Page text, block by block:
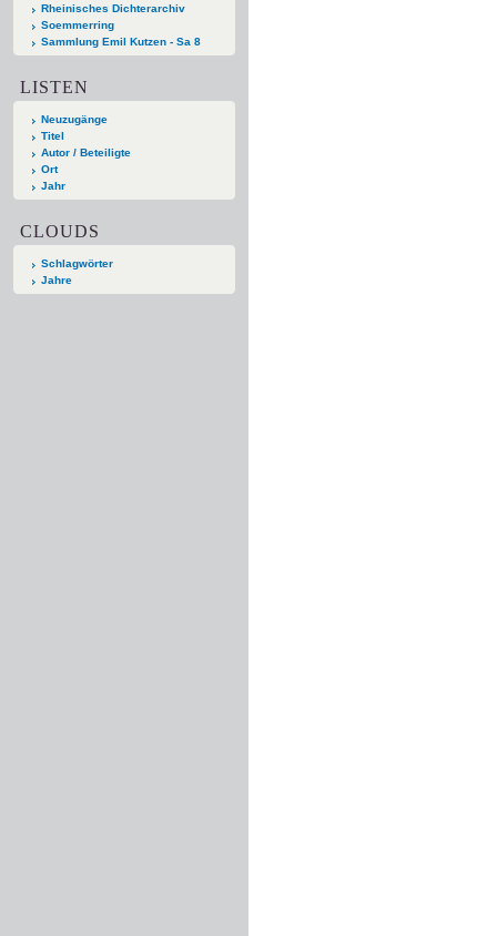
Rheinisches Dichterarchiv
Soemmerring
Sammlung Emil Kutzen - Sa 8
LISTEN
Neuzugänge
Titel
Autor / Beteiligte
Ort
Jahr
CLOUDS
Schlagwörter
Jahre